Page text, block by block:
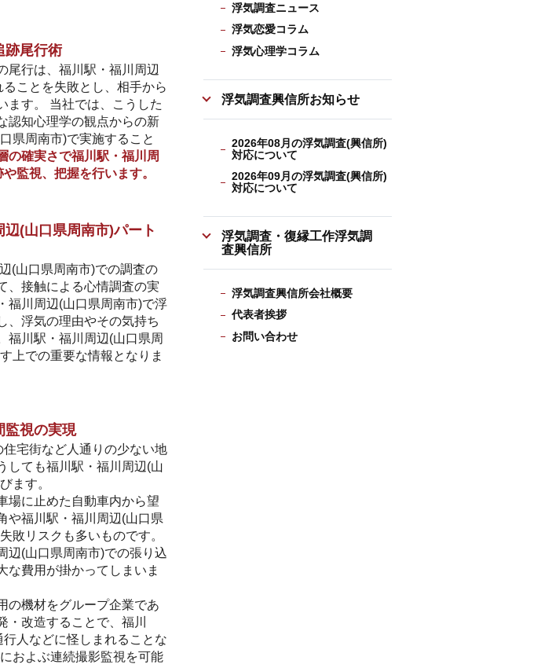
跡尾行術
尾行は、福川駅・福川周辺
ことを失敗とし、相手から
ます。 当社では、こうした
認知心理学の観点からの新
県周南市)で実施すること
の確実さで福川駅・福川周
監視、把握を行います。
(山口県周南市)パート
(山口県周南市)での調査の
、接触による心情調査の実
福川周辺(山口県周南市)で浮
、浮気の理由やその気持ち
福川駅・福川周辺(山口県周
上での重要な情報となりま
監視の実現
宅街など人通りの少ない地
しても福川駅・福川周辺(山
ます。
場に止めた自動車内から望
や福川駅・福川周辺(山口県
敗リスクも多いものです。
辺(山口県周南市)での張り込
な費用が掛かってしまいま
の機材をグループ企業であ
・改造することで、福川
人などに怪しまれることな
およぶ連続撮影監視を可能
浮気調査ニュース
浮気恋愛コラム
浮気心理学コラム
浮気調査興信所お知らせ
2026年08月の浮気調査(興信所)
対応について
2026年09月の浮気調査(興信所)
対応について
浮気調査・復縁工作浮気調
査興信所
浮気調査興信所会社概要
代表者挨拶
お問い合わせ